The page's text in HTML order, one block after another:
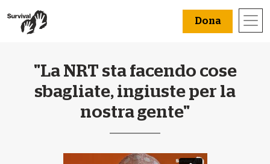
Dona
"La NRT sta facendo cose
sbagliate, ingiuste per la
nostra gente"